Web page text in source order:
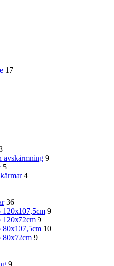
17
avskärmning 9
5
4
36
120x107,5cm 9
120x72cm 9
80x107,5cm 10
80x72cm 9
9